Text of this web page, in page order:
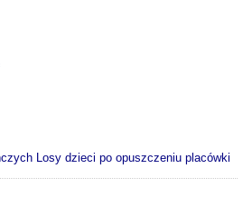
Losy dzieci po opuszczeniu placówki